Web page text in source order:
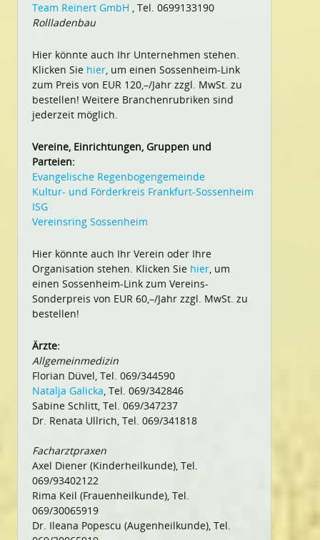
Team Reinert GmbH , Tel. 0699133190
Rollladenbau
Hier könnte auch Ihr Unternehmen stehen.
Klicken Sie hier, um einen Sossenheim-Link
zum Preis von EUR 120,–/Jahr zzgl. MwSt. zu
bestellen! Weitere Branchenrubriken sind
jederzeit möglich.
Vereine, Einrichtungen, Gruppen und
Parteien:
Evangelische Regenbogengemeinde
Kultur- und Förderkreis Frankfurt-Sossenheim
ISG
Vereinsring Sossenheim
Hier könnte auch Ihr Verein oder Ihre
Organisation stehen. Klicken Sie hier, um
einen Sossenheim-Link zum Vereins-
Sonderpreis von EUR 60,–/Jahr zzgl. MwSt. zu
bestellen!
Ärzte:
Allgemeinmedizin
Florian Düvel, Tel. 069/344590
Natalja Galicka, Tel. 069/342846
Sabine Schlitt, Tel. 069/347237
Dr. Renata Ullrich, Tel. 069/341818
Facharztpraxen
Axel Diener (Kinderheilkunde), Tel.
069/93402122
Rima Keil (Frauenheilkunde), Tel.
069/30065919
Dr. Ileana Popescu (Augenheilkunde), Tel.